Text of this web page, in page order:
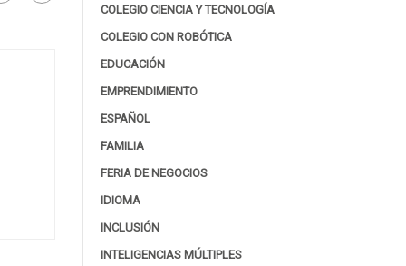
COLEGIO CIENCIA Y TECNOLOGÍA
COLEGIO CON ROBÓTICA
EDUCACIÓN
EMPRENDIMIENTO
ESPAÑOL
FAMILIA
FERIA DE NEGOCIOS
IDIOMA
INCLUSIÓN
INTELIGENCIAS MÚLTIPLES